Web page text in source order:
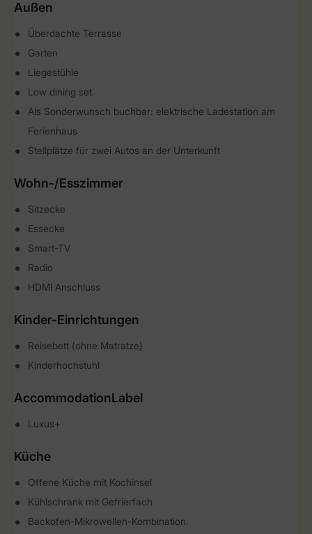
Außen
Überdachte Terrasse
Garten
Liegestühle
Low dining set
Als Sonderwunsch buchbar: elektrische Ladestation am
Ferienhaus
Stellplätze für zwei Autos an der Unterkunft
Wohn-/Esszimmer
Sitzecke
Essecke
Smart-TV
Radio
HDMI Anschluss
Kinder-Einrichtungen
Reisebett (ohne Matratze)
Kinderhochstuhl
AccommodationLabel
Luxus+
Küche
Offene Küche mit Kochinsel
Kühlschrank mit Gefrierfach
Backofen-Mikrowellen-Kombination